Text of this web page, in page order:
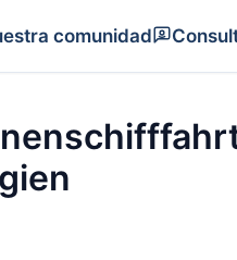
comunidad